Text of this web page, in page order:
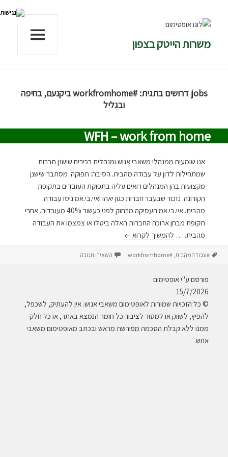
משרות הייטק בצפון
jobs דרושים בתגית: #workfromhome
ביקנעם, בחיפה
ובגליל
WFH – work from home
אנו שומעים ממנהלי משאבי אנוש ומנהלים בכירים שישנן חברות
שמתחילות לדון על עבודה מהבית. הסיבה: תפוקה. מסתבר שישנן
מקצועות בהן המנהלים רואים עליה בתפוקת העובדים בתקופת
הקורונה. נזכור שבעבר חברות כגון יאהו ואיי.בי.אמ ניסו עבודה
מהבית. איי.בי.אמ העסיקה מרחוק לפני כעשור 40% מעובדיה. אחרי
תקופת מבחן ארוכה החברות האלה ביטלו או צמצמו את העבודה
מהבית. … להמשיך לקרוא WFH – work from home
תגיות
#עבודהמהבית #workfromhome השאירו תגובהעבור WFH – work from home
פורסם ע"י אופטימום
15/7/2026
© כל הזכויות שמורות לאופטימום משאבי אנוש. אין להעתיק, לשכפל,
להפיץ, לשווק או למסור לציבור כל חומר הנמצא באתר, או כל חלק
ממנו ללא קבלת הסכמה מפורשת מראש ובכתב מאופטימום משאבי
אנוש.